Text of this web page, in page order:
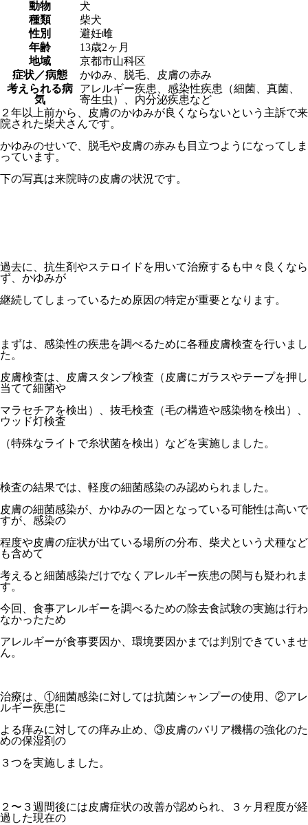
動物
犬
種類
柴犬
性別
避妊雌
年齢
13歳2ヶ月
地域
京都市山科区
症状／病態
かゆみ、脱毛、皮膚の赤み
考えられる病
気
アレルギー疾患、感染性疾患（細菌、真菌、
寄生虫）、内分泌疾患など
２年以上前から、皮膚のかゆみが良くならないという主訴で来
院された柴犬さんです。
かゆみのせいで、脱毛や皮膚の赤みも目立つようになってしま
っています。
下の写真は来院時の皮膚の状況です。
過去に、抗生剤やステロイドを用いて治療するも中々良くなら
ず、かゆみが
継続してしまっているため原因の特定が重要となります。
まずは、感染性の疾患を調べるために各種皮膚検査を行いまし
た。
皮膚検査は、皮膚スタンプ検査（皮膚にガラスやテープを押し
当てて細菌や
マラセチアを検出）、抜毛検査（毛の構造や感染物を検出）、
ウッド灯検査
（特殊なライトで糸状菌を検出）などを実施しました。
検査の結果では、軽度の細菌感染のみ認められました。
皮膚の細菌感染が、かゆみの一因となっている可能性は高いで
すが、感染の
程度や皮膚の症状が出ている場所の分布、柴犬という犬種など
も含めて
考えると細菌感染だけでなくアレルギー疾患の関与も疑われま
す。
今回、食事アレルギーを調べるための除去食試験の実施は行わ
なかったため
アレルギーが食事要因か、環境要因かまでは判別できていませ
ん。
治療は、①細菌感染に対しては抗菌シャンプーの使用、②アレ
ルギー疾患に
よる痒みに対しての痒み止め、③皮膚のバリア機構の強化のた
めの保湿剤の
３つを実施しました。
２〜３週間後には皮膚症状の改善が認められ、３ヶ月程度が経
過した現在の